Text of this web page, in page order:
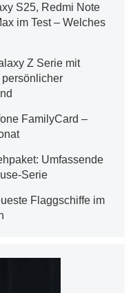
S25, Redmi Note
im Test – Welches
Z Serie mit
FamilyCard –
Umfassende
Serie
Flaggschiffe im